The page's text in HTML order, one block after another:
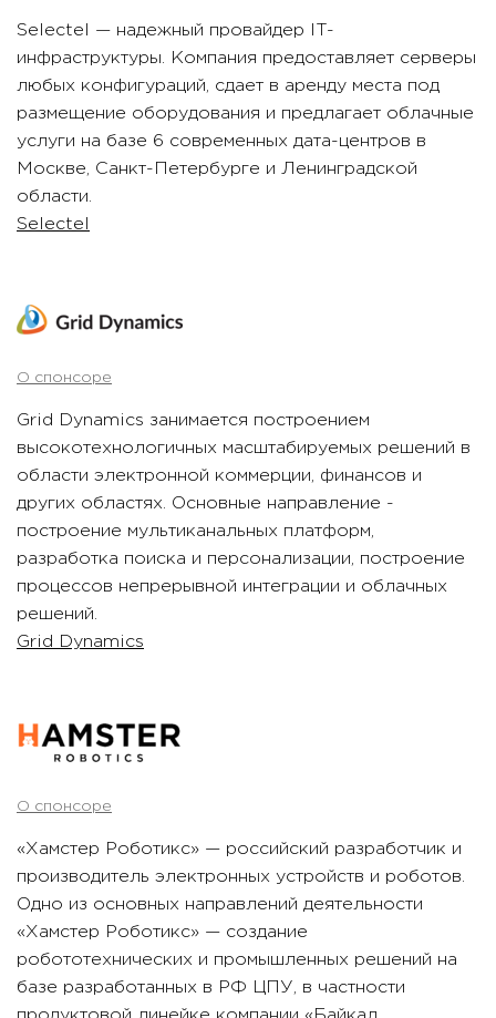
Selectel — надежный провайдер IT-
инфраструктуры. Компания предоставляет серверы
любых конфигураций, сдает в аренду места под
размещение оборудования и предлагает облачные
услуги на базе 6 современных дата-центров в
Москве, Санкт-Петербурге и Ленинградской
области.
Selectel
О спонсоре
Grid Dynamics занимается построением
высокотехнологичных масштабируемых решений в
области электронной коммерции, финансов и
других областях. Основные направление -
построение мультиканальных платформ,
разработка поиска и персонализации, построение
процессов непрерывной интеграции и облачных
решений.
Grid Dynamics
О спонсоре
«Хамстер Роботикс» — российский разработчик и
производитель электронных устройств и роботов.
Одно из основных направлений деятельности
«Хамстер Роботикс» — создание
робототехнических и промышленных решений на
базе разработанных в РФ ЦПУ, в частности